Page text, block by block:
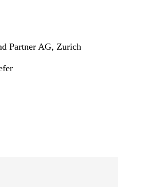
Partner AG, Zurich